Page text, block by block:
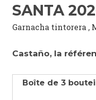
SANTA
Garnacha tintorera ,
Castaño, la
Boîte de 3